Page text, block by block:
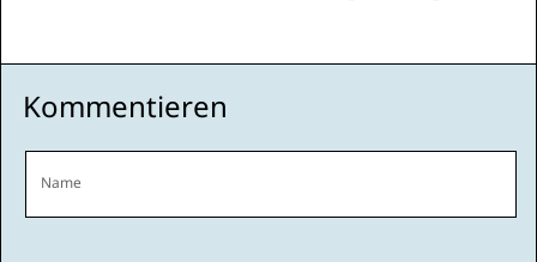
Kommentieren
Name